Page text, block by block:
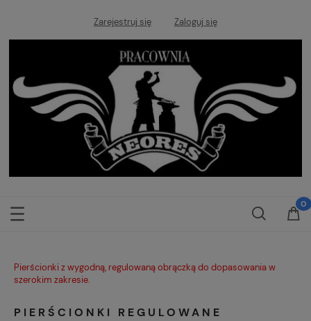
Zarejestruj się Zaloguj się
Pierścionki z wygodną, regulowaną obrączką do dopasowania w
szerokim zakresie.
PIERŚCIONKI REGULOWANE